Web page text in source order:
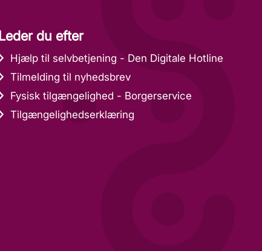
Leder du efter
Hjælp til selvbetjening - Den Digitale Hotline
Tilmelding til nyhedsbrev
Fysisk tilgængelighed - Borgerservice
Tilgængelighedserklæring